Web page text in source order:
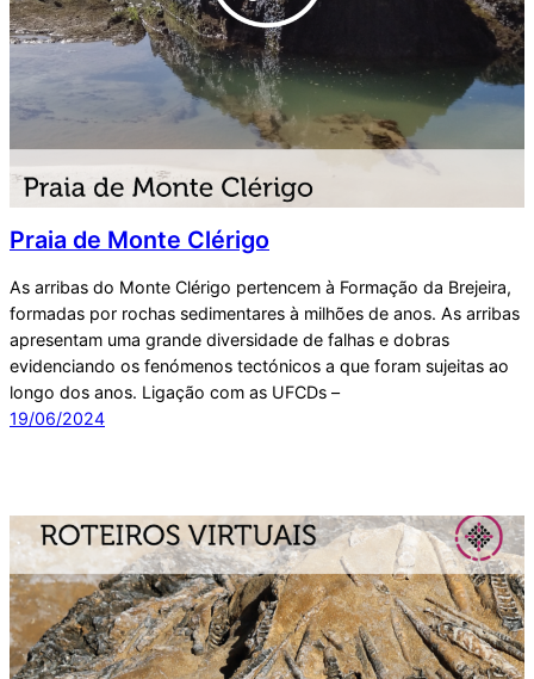
Praia de Monte Clérigo
As arribas do Monte Clérigo pertencem à Formação da Brejeira,
formadas por rochas sedimentares à milhões de anos. As arribas
apresentam uma grande diversidade de falhas e dobras
evidenciando os fenómenos tectónicos a que foram sujeitas ao
longo dos anos. Ligação com as UFCDs –
19/06/2024